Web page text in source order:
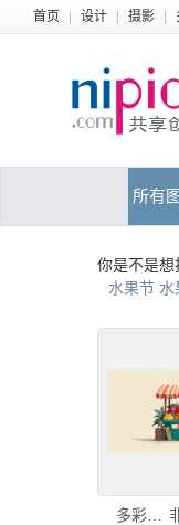
首页 设计 摄影
所有
你是不是想
水果节 水